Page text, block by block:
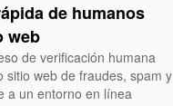
de humanos
web
de verificación humana
web de fraudes, spam y
a un entorno en línea